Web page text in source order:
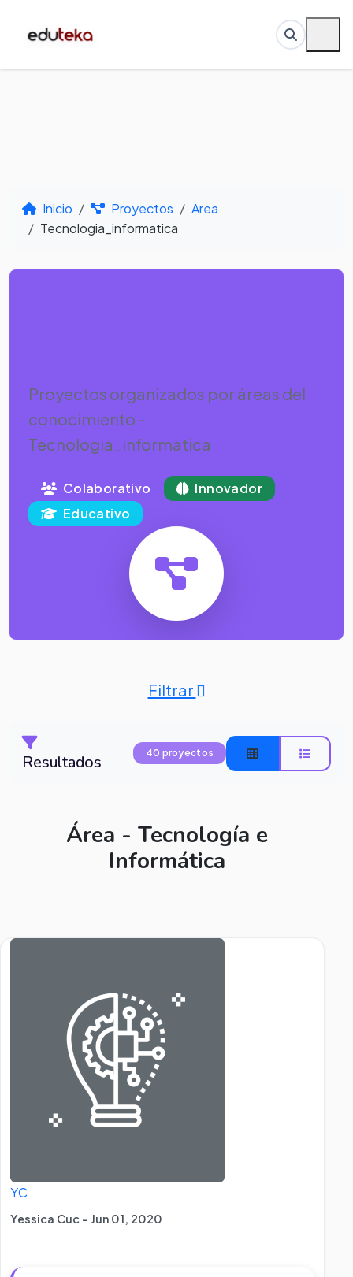
Inicio Proyectos
Area
Tecnologia_informatica
Proyectos organizados por áreas del
conocimiento -
Tecnologia_informatica
Colaborativo
Innovador
Educativo
Filtrar
Resultados 40 proyectos
Área - Tecnología e
Informática
YC
Yessica Cuc - Jun 01, 2020